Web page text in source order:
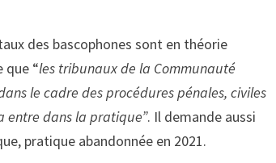
des bascophones sont en théorie
que “les tribunaux de la Communauté
le cadre des procédures pénales, civiles
entre dans la pratique”. Il demande aussi
pratique abandonnée en 2021.